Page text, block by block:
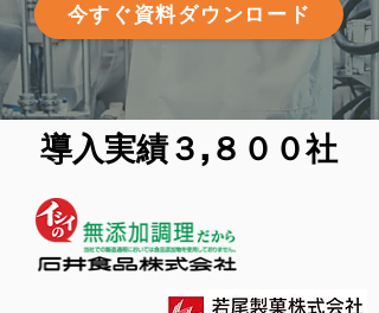
今すぐ資料ダウンロード
​導入実績３,８００社​